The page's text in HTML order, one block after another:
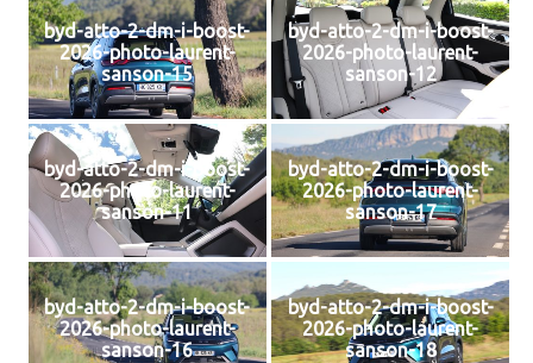
byd-atto-2-dm-i-boost-
2026-photo-laurent-
sanson-15
byd-atto-2-dm-i-boost-
2026-photo-laurent-
sanson-12
byd-atto-2-dm-i-boost-
2026-photo-laurent-
sanson-11
byd-atto-2-dm-i-boost-
2026-photo-laurent-
sanson-17
byd-atto-2-dm-i-boost-
2026-photo-laurent-
sanson-16
byd-atto-2-dm-i-boost-
2026-photo-laurent-
sanson-18